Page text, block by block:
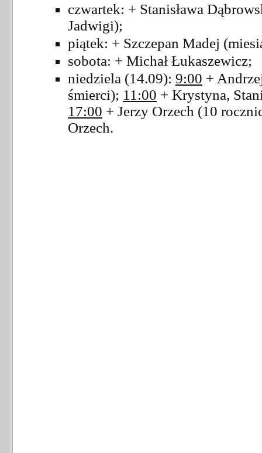
czwartek: + Stanisława
Jadwigi);
piątek: + Szczepan Madej
sobota: + Michał Łukaszewicz;
niedziela (14.09): 9:00 +
śmierci); 11:00 + Krystyna,
17:00 + Jerzy Orzech (10
Orzech.